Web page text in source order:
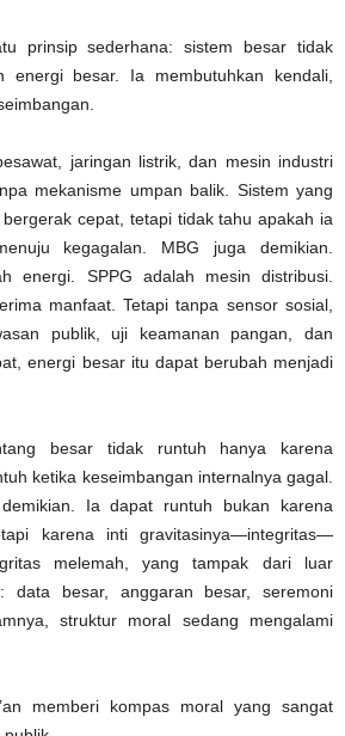
prinsip sederhana: sistem besar tidak
energi besar. Ia membutuhkan kendali,
jaringan listrik, dan mesin industri
mekanisme umpan balik. Sistem yang
cepat, tetapi tidak tahu apakah ia
kegagalan. MBG juga demikian.
energi. SPPG adalah mesin distribusi.
manfaat. Tetapi tanpa sensor sosial,
publik, uji keamanan pangan, dan
energi besar itu dapat berubah menjadi
besar tidak runtuh hanya karena
ketika keseimbangan internalnya gagal.
Ia dapat runtuh bukan karena
karena inti gravitasinya—integritas—
melemah, yang tampak dari luar
data besar, anggaran besar, seremoni
struktur moral sedang mengalami
memberi kompas moral yang sangat